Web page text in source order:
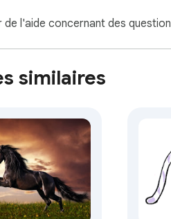
de l'aide concernant des
similaires